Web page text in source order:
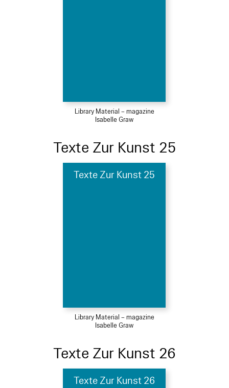
Library Material – magazine
Isabelle Graw
Texte Zur Kunst 25
Texte Zur Kunst 25
Library Material – magazine
Isabelle Graw
Texte Zur Kunst 26
Texte Zur Kunst 26